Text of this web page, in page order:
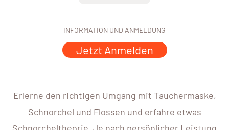
INFORMATION UND ANMELDUNG
Jetzt Anmelden
Erlerne den richtigen Umgang mit Tauchermaske,
Schnorchel und Flossen und erfahre etwas